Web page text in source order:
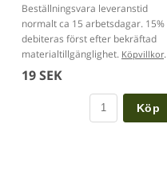
Beställningsvara leveranstid
normalt ca 15 arbetsdagar. 15%
debiteras först efter bekräftad
materialtillgänglighet. Köpvillkor.
19 SEK
Köp